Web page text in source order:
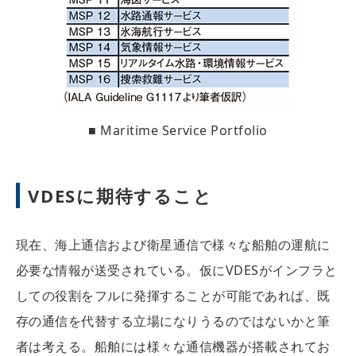
■ Maritime Service Portfolio
VDESに期待すること
現在、海上通信および衛星通信で様々な船舶の運航に
必要な情報が送受されている。仮にVDESがインフラと
しての役割をフルに発揮することが可能であれば、既
存の通信を代替する立場になりうるのではないかと筆
者は考える。船舶には様々な通信機器が搭載されてお